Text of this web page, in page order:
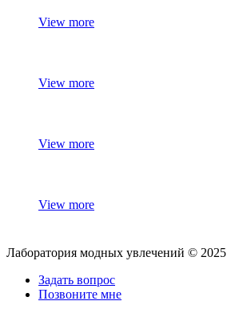
View more
View more
View more
View more
Лаборатория модных увлечений © 2025
Задать вопрос
Позвоните мне